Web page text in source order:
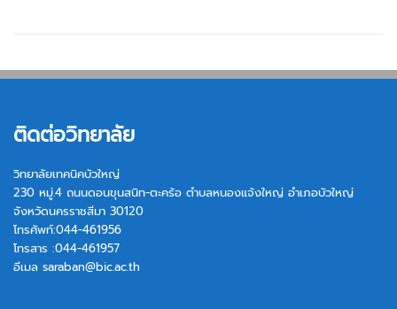
ติดต่อวิทยาลัย
วิทยาลัยเทคนิคบัวใหญ่
230 หมู่.4 ถนนดอนขุนสนิท-ตะคร้อ ตำบลหนองแจ้งใหญ่ อำเภอบัวใหญ่
จังหวัดนครราชสีมา 30120
โทรศัพท์:044-461956
โทรสาร :044-461957
อีเมล saraban@bic.ac.th